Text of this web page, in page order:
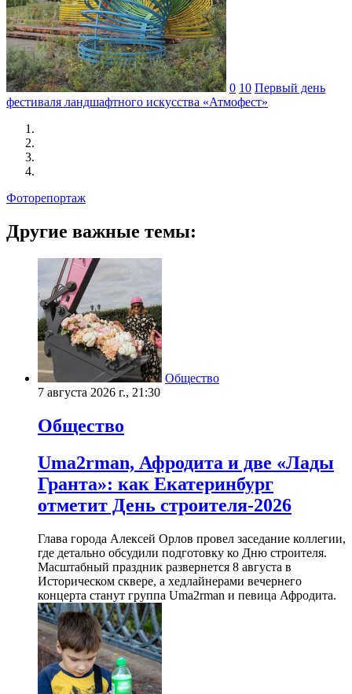
0 10 Первый день
фестиваля ландшафтного искусства «Атмофест»
Фоторепортаж
Другие важные темы:
Общество
7 августа 2026 г., 21:30
Общество
Uma2rman, Афродита и две «Лады
Гранта»: как Екатеринбург
отметит День строителя-2026
Глава города Алексей Орлов провел заседание коллегии,
где детально обсудили подготовку ко Дню строителя.
Масштабный праздник развернется 8 августа в
Историческом сквере, а хедлайнерами вечернего
концерта станут группа Uma2rman и певица Афродита.